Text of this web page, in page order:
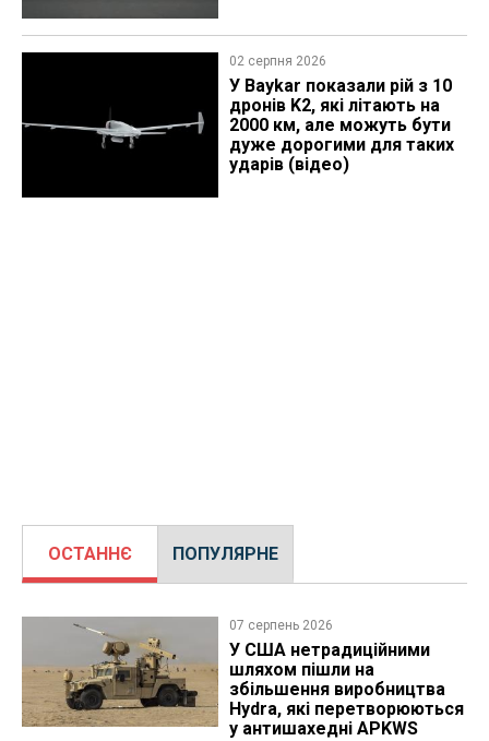
02 серпня 2026
У Baykar показали рій з 10
дронів K2, які літають на
2000 км, але можуть бути
дуже дорогими для таких
ударів (відео)
ОСТАННЄ ПОПУЛЯРНЕ
07 серпень 2026
У США нетрадиційними
шляхом пішли на
збільшення виробництва
Hydra, які перетворюються
у антишахедні APKWS